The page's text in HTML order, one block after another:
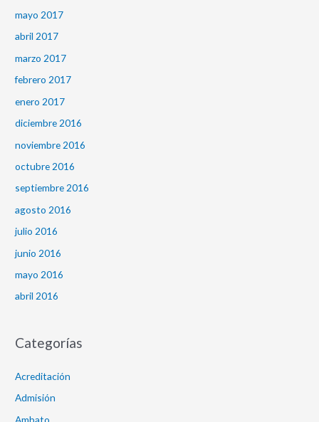
mayo 2017
abril 2017
marzo 2017
febrero 2017
enero 2017
diciembre 2016
noviembre 2016
octubre 2016
septiembre 2016
agosto 2016
julio 2016
junio 2016
mayo 2016
abril 2016
Categorías
Acreditación
Admisión
Ambato